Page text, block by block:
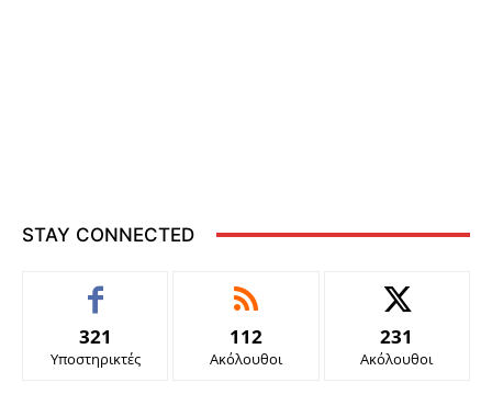
STAY CONNECTED
321
Υποστηρικτές
112
Ακόλουθοι
231
Ακόλουθοι